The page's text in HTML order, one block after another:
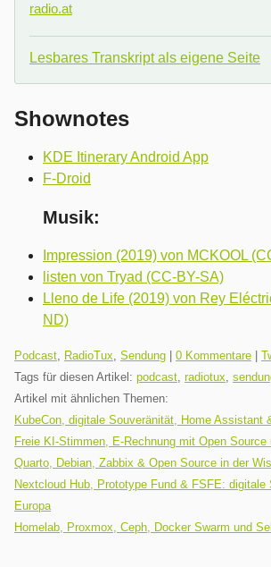
radio.at
Lesbares Transkript als eigene Seite
Shownotes
KDE Itinerary Android App
F-Droid
Musik:
Impression (2019) von MCKOOL
listen von Tryad (CC-BY-SA)
Lleno de Life (2019) von Rey
ND)
Kategorien:
Podcast, RadioTux, Sendung 0 Kommentare
Tags für diesen Artikel: podcast, radiotux,
Artikel mit ähnlichen Themen:
KubeCon, digitale Souveränität, Home Assistant
Freie KI-Stimmen, E-Rechnung mit Open Source
Quarto, Debian, Zabbix & Open Source in der
Nextcloud Hub, Prototype Fund & FSFE: digitale
Europa
Homelab, Proxmox, Ceph, Docker Swarm und